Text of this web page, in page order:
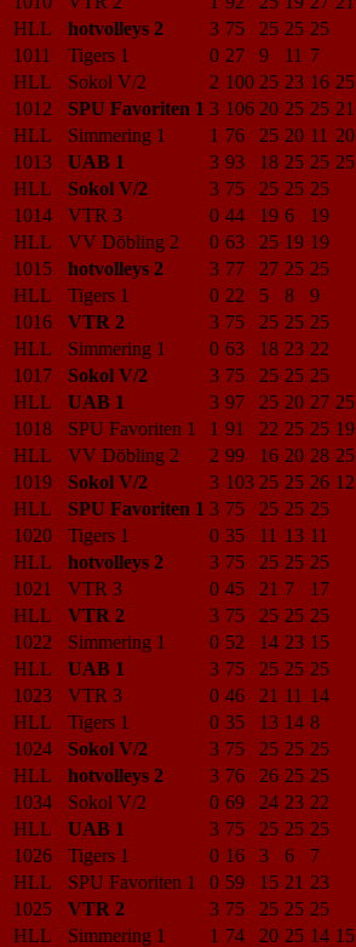
HLL
hotvolleys 2 3 75 25 25 25
1011
Tigers 1 0 27 9 11 7
HLL
Sokol V/2 2 100 25 23 16 25
1012
SPU Favoriten 1 3 106 20 25 25 21
HLL
Simmering 1 1 76 25 20 11 20
1013
UAB 1 3 93 18 25 25 25
HLL
Sokol V/2 3 75 25 25 25
1014
VTR 3 0 44 19 6
19
HLL
VV Döbling 2 0 63 25 19 19
1015
hotvolleys 2 3 77 27 25 25
HLL
Tigers 1 0 22 5 8
9
1016
VTR 2 3 75 25 25 25
HLL
Simmering 1 0 63 18 23 22
1017
Sokol V/2 3 75 25 25 25
HLL
UAB 1 3 97 25 20 27 25
1018
SPU Favoriten 1 1 91 22 25 25 19
HLL
VV Döbling 2 2 99 16 20 28 25
1019
Sokol V/2 3 103 25 25 26 12
HLL
SPU Favoriten 1 3 75 25 25 25
1020
Tigers 1 0 35 11 13 11
HLL
hotvolleys 2 3 75 25 25 25
1021
VTR 3 0 45 21 7
17
HLL
VTR 2 3 75 25 25 25
1022
Simmering 1 0 52 14 23 15
HLL
UAB 1 3 75 25 25 25
1023
VTR 3 0 46 21 11 14
HLL
Tigers 1 0 35 13 14 8
1024
Sokol V/2 3 75 25 25 25
HLL
hotvolleys 2 3 76 26 25 25
1034
Sokol V/2 0 69 24 23 22
HLL
UAB 1 3 75 25 25 25
1026
Tigers 1 0 16 3 6
7
HLL
SPU Favoriten 1 0 59 15 21 23
1025
VTR 2 3 75 25 25 25
HLL
Simmering 1 1 74 20 25 14 15